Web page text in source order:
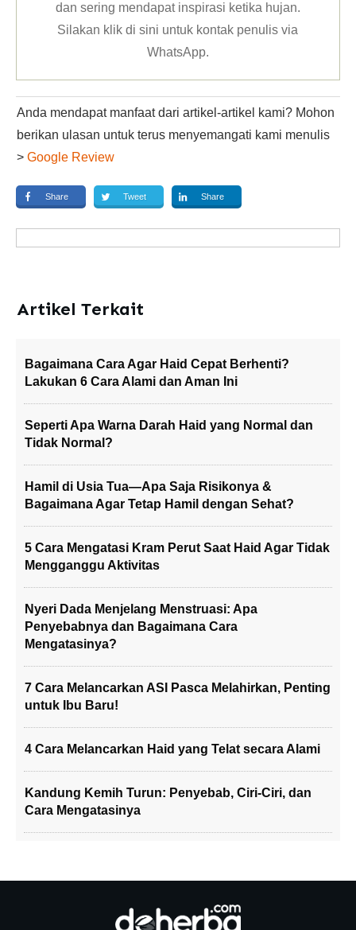
dan sering mendapat inspirasi ketika hujan.
Silakan klikdi sini untuk kontak penulis via
WhatsApp.
Anda mendapat manfaat dari artikel-artikel kami? Mohon
berikan ulasan untuk terus menyemangati kami menulis
> Google Review
Share Tweet Share
Artikel Terkait
Bagaimana Cara Agar Haid Cepat Berhenti?
Lakukan 6 Cara Alami dan Aman Ini
Seperti Apa Warna Darah Haid yang Normal dan
Tidak Normal?
Hamil di Usia Tua—Apa Saja Risikonya &
Bagaimana Agar Tetap Hamil dengan Sehat?
5 Cara Mengatasi Kram Perut Saat Haid Agar Tidak
Mengganggu Aktivitas
Nyeri Dada Menjelang Menstruasi: Apa
Penyebabnya dan Bagaimana Cara
Mengatasinya?
7 Cara Melancarkan ASI Pasca Melahirkan, Penting
untuk Ibu Baru!
4 Cara Melancarkan Haid yang Telat secara Alami
Kandung Kemih Turun: Penyebab, Ciri-Ciri, dan
Cara Mengatasinya